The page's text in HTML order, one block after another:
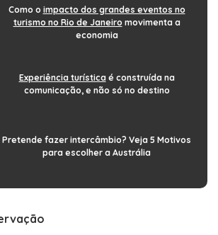
Como o impacto dos grandes eventos no
turismo no Rio de Janeiro movimenta a
economia
Experiência turísticaé construída na
comunicação, e não só no destino
Pretende fazer intercâmbio? Veja 5 Motivos
para escolher a Austrália